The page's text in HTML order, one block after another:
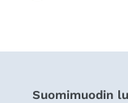
Suomimuodin